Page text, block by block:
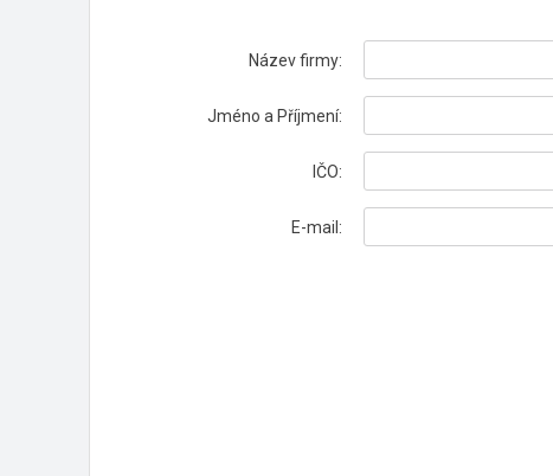
Název firmy:
Jméno a Příjmení:
IČO:
E-mail: